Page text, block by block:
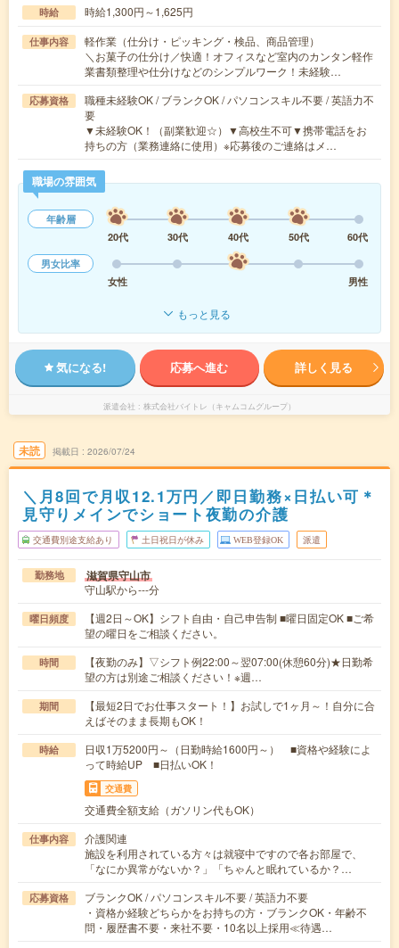
時給 時給1,300円～1,625円
仕事内容
軽作業（仕分け・ピッキング・検品、商品管理）
＼お菓子の仕分け／快適！オフィスなど室内のカンタン軽作
業書類整理や仕分けなどのシンプルワーク！未経験…
応募資格
職種未経験OK / ブランクOK / パソコンスキル不要 / 英語力不
要
▼未経験OK！（副業歓迎☆）▼高校生不可▼携帯電話をお
持ちの方（業務連絡に使用）※応募後のご連絡はメ…
職場の雰囲気
年齢層
20代
30代 40代 50代
60代
男女比率
女性
男性
もっと見る
気になる! 応募へ進む 詳しく見る
派遣会社 株式会社バイトレ（キャムコムグループ）
未読 掲載日 2026/07/24
＼月8回で月収12.1万円／即日勤務×日払い可＊
見守りメインでショート夜勤の介護
交通費別途支給あり 土日祝日が休み WEB登録OK 派遣
勤務地 滋賀県守山市
守山駅から---分
曜日頻度
【週2日～OK】シフト自由・自己申告制 ■曜日固定OK ■ご希
望の曜日をご相談ください。
時間
【夜勤のみ】▽シフト例22:00～翌07:00(休憩60分)★日勤希
望の方は別途ご相談ください！※週…
期間
【最短2日でお仕事スタート！】お試しで1ヶ月～！自分に合
えばそのまま長期もOK！
時給
日収1万5200円～（日勤時給1600円～） ■資格や経験によ
って時給UP ■日払いOK！
交通費
交通費全額支給（ガソリン代もOK）
仕事内容
介護関連
施設を利用されている方々は就寝中ですので各お部屋で、
「なにか異常がないか？」「ちゃんと眠れているか？…
応募資格
ブランクOK / パソコンスキル不要 / 英語力不要
・資格か経験どちらかをお持ちの方・ブランクOK・年齢不
問・履歴書不要・来社不要・10名以上採用≪待遇…